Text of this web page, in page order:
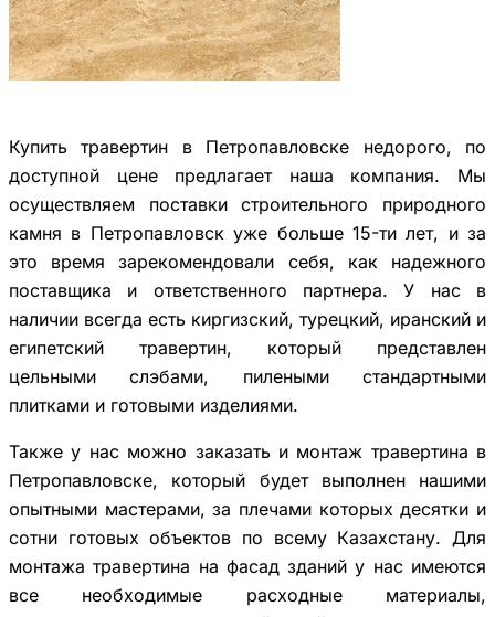
Купить травертин в Петропавловске недорого, по
доступной цене предлагает наша компания. Мы
осуществляем поставки строительного природного
камня в Петропавловск уже больше 15-ти лет, и за
это время зарекомендовали себя, как надежного
поставщика и ответственного партнера. У нас в
наличии всегда есть киргизский, турецкий, иранский и
египетский травертин, который представлен
цельными слэбами, пилеными стандартными
плитками и готовыми изделиями.
Также у нас можно заказать и монтаж травертина в
Петропавловске, который будет выполнен нашими
опытными мастерами, за плечами которых десятки и
сотни готовых объектов по всему Казахстану. Для
монтажа травертина на фасад зданий у нас имеются
все необходимые расходные материалы,